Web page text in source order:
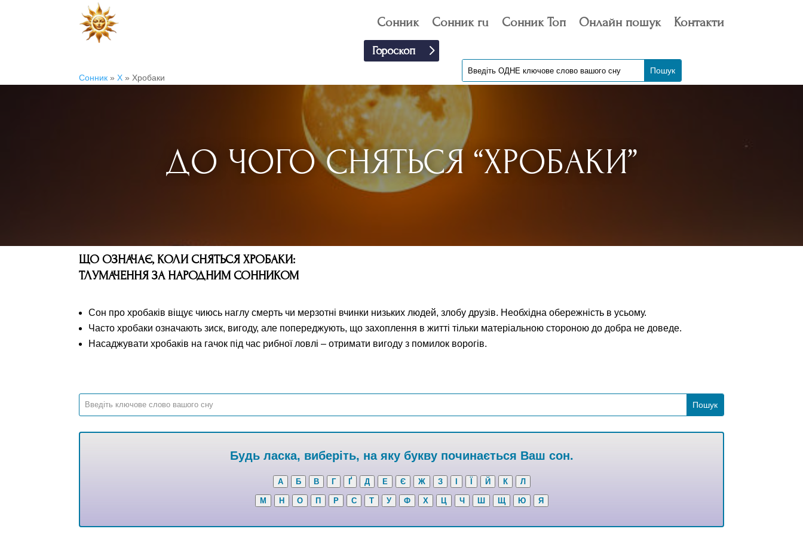
Сонник Сонник ru Сонник Топ Онлайн пошук Контакти
Гороскоп
Сонник » Х » Хробаки
ДО ЧОГО СНЯТЬСЯ “ХРОБАКИ”
ЩО ОЗНАЧАЄ, КОЛИ СНЯТЬСЯ ХРОБАКИ:
ТЛУМАЧЕННЯ ЗА НАРОДНИМ СОННИКОМ
Сон про хробаків віщує чиюсь наглу смерть чи мерзотні вчинки низьких людей, злобу друзів. Необхідна обережність в усьому.
Часто хробаки означають зиск, вигоду, але попереджують, що захоплення в житті тільки матеріальною стороною до добра не доведе.
Насаджувати хробаків на гачок під час рибної ловлі – отримати вигоду з помилок ворогів.
Будь ласка, виберіть, на яку букву починається Ваш сон.
А Б В Г Ґ Д Е Є Ж З Й К Л
М Н О П Р С Т У Ф Х Ц Ч Ш Щ Ю Я